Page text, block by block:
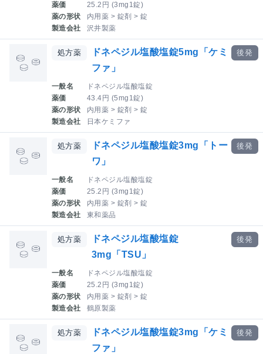
薬価
25.2円 (3mg1錠)
薬の形状
内用薬 > 錠剤 > 錠
製造会社
沢井製薬
処方薬
ドネペジル塩酸塩錠5mg「ケミ
ファ」
一般名
ドネペジル塩酸塩錠
薬価
43.4円 (5mg1錠)
薬の形状
内用薬 > 錠剤 > 錠
製造会社
日本ケミファ
後発
処方薬
ドネペジル塩酸塩錠3mg「トー
ワ」
一般名
ドネペジル塩酸塩錠
薬価
25.2円 (3mg1錠)
薬の形状
内用薬 > 錠剤 > 錠
製造会社
東和薬品
後発
処方薬
ドネペジル塩酸塩錠
3mg「TSU」
一般名
ドネペジル塩酸塩錠
薬価
25.2円 (3mg1錠)
薬の形状
内用薬 > 錠剤 > 錠
製造会社
鶴原製薬
後発
処方薬
ドネペジル塩酸塩錠3mg「ケミ
ファ」
後発